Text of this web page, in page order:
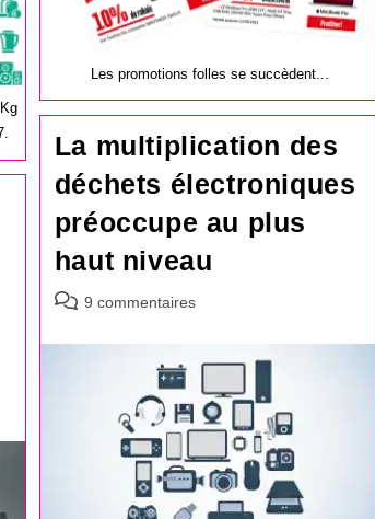
Les promotions folles se succèdent...
La multiplication des
déchets électroniques
préoccupe au plus
haut niveau
Commentaires
la
9 commentaires